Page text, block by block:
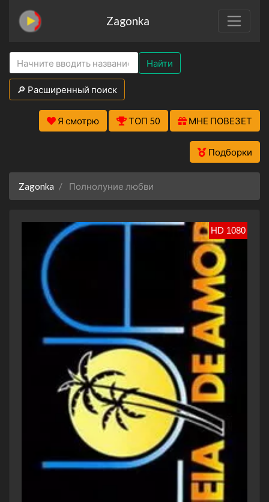
Zagonka
Найти
🔎 Расширенный поиск
Я смотрю ТОП 50 МНЕ ПОВЕЗЕТ
Подборки
Zagonka Полнолуние любви
HD 1080